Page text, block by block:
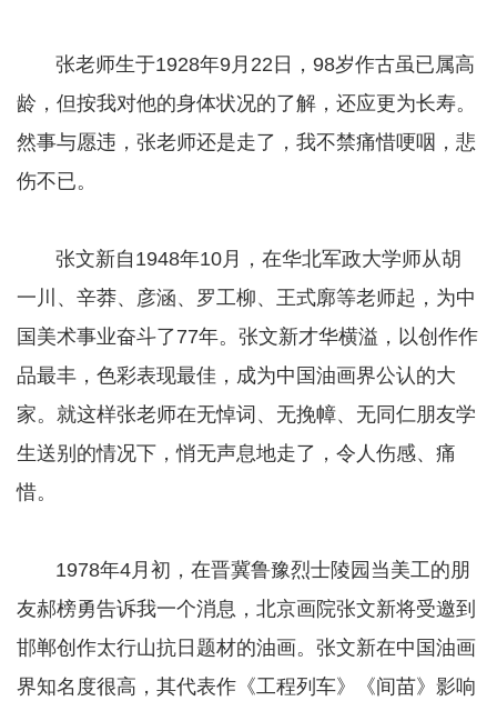
张老师生于1928年9月22日，98岁作古虽已属高
龄，但按我对他的身体状况的了解，还应更为长寿。
然事与愿违，张老师还是走了，我不禁痛惜哽咽，悲
伤不已。
张文新自1948年10月，在华北军政大学师从胡
一川、辛莽、彦涵、罗工柳、王式廓等老师起，为中
国美术事业奋斗了77年。张文新才华横溢，以创作作
品最丰，色彩表现最佳，成为中国油画界公认的大
家。就这样张老师在无悼词、无挽幛、无同仁朋友学
生送别的情况下，悄无声息地走了，令人伤感、痛
惜。
1978年4月初，在晋冀鲁豫烈士陵园当美工的朋
友郝榜勇告诉我一个消息，北京画院张文新将受邀到
邯郸创作太行山抗日题材的油画。张文新在中国油画
界知名度很高，其代表作《工程列车》《间苗》影响